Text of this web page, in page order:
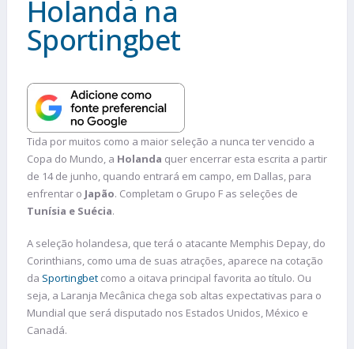
Holanda na
Sportingbet
Tida por muitos como a maior seleção a nunca ter vencido a
Copa do Mundo, a Holanda quer encerrar esta escrita a partir
de 14 de junho, quando entrará em campo, em Dallas, para
enfrentar o Japão. Completam o Grupo F as seleções de
Tunísia e Suécia.
A seleção holandesa, que terá o atacante Memphis Depay, do
Corinthians, como uma de suas atrações, aparece na cotação
da Sportingbet como a oitava principal favorita ao título. Ou
seja, a Laranja Mecânica chega sob altas expectativas para o
Mundial que será disputado nos Estados Unidos, México e
Canadá.